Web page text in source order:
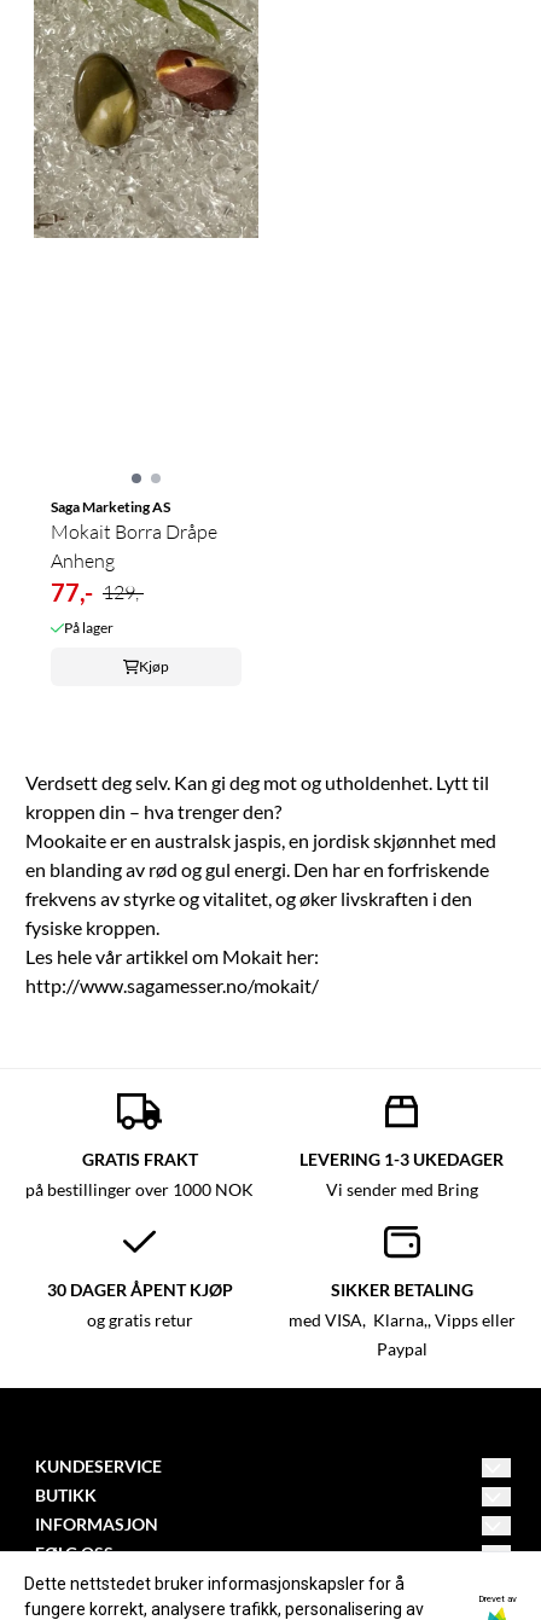
Saga Marketing AS
Mokait Borra Dråpe
Anheng
77,- 129,-
På lager
Kjøp
Verdsett deg selv. Kan gi deg mot og utholdenhet. Lytt til
kroppen din – hva trenger den?
Mookaite er en australsk jaspis, en jordisk skjønnhet med
en blanding av rød og gul energi. Den har en forfriskende
frekvens av styrke og vitalitet, og øker livskraften i den
fysiske kroppen.
Les hele vår artikkel om Mokait her:
http://www.sagamesser.no/mokait/
GRATIS FRAKT
på bestillinger over 1000 NOK
LEVERING 1-3 UKEDAGER
Vi sender med Bring
30 DAGER ÅPENT KJØP
og gratis retur
SIKKER BETALING
med VISA, Klarna,, Vipps eller
Paypal
KUNDESERVICE
post@mystica.no
Adresse Nedre Eikervei 37 A
3045 Drammen
BUTIKK
Vilkår
Kontakt oss
INFORMASJON
Om oss
Blogg
FØLG OSS
Facebook
Dette nettstedet bruker informasjonskapsler for å
fungere korrekt, analysere trafikk, personalisering av
Drevet av